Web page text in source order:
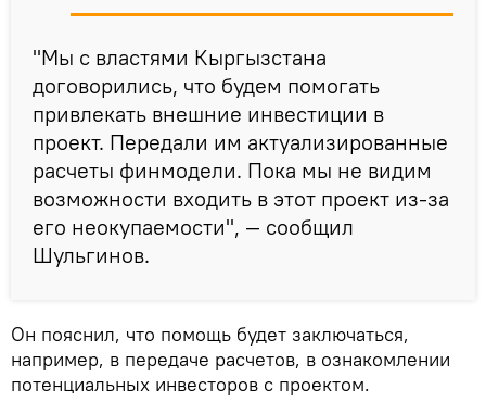
"Мы с властями Кыргызстана
договорились, что будем помогать
привлекать внешние инвестиции в
проект. Передали им актуализированные
расчеты финмодели. Пока мы не видим
возможности входить в этот проект из-за
его неокупаемости", — сообщил
Шульгинов.
Он пояснил, что помощь будет заключаться,
например, в передаче расчетов, в ознакомлении
потенциальных инвесторов с проектом.